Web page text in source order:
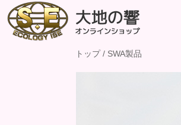
トップ/ SWA製品